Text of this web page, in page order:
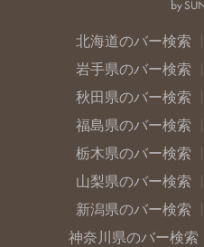
北海道のバー検索
岩手県のバー検索
秋田県のバー検索
福島県のバー検索
栃木県のバー検索
山梨県のバー検索
新潟県のバー検索
神奈川県のバー検索